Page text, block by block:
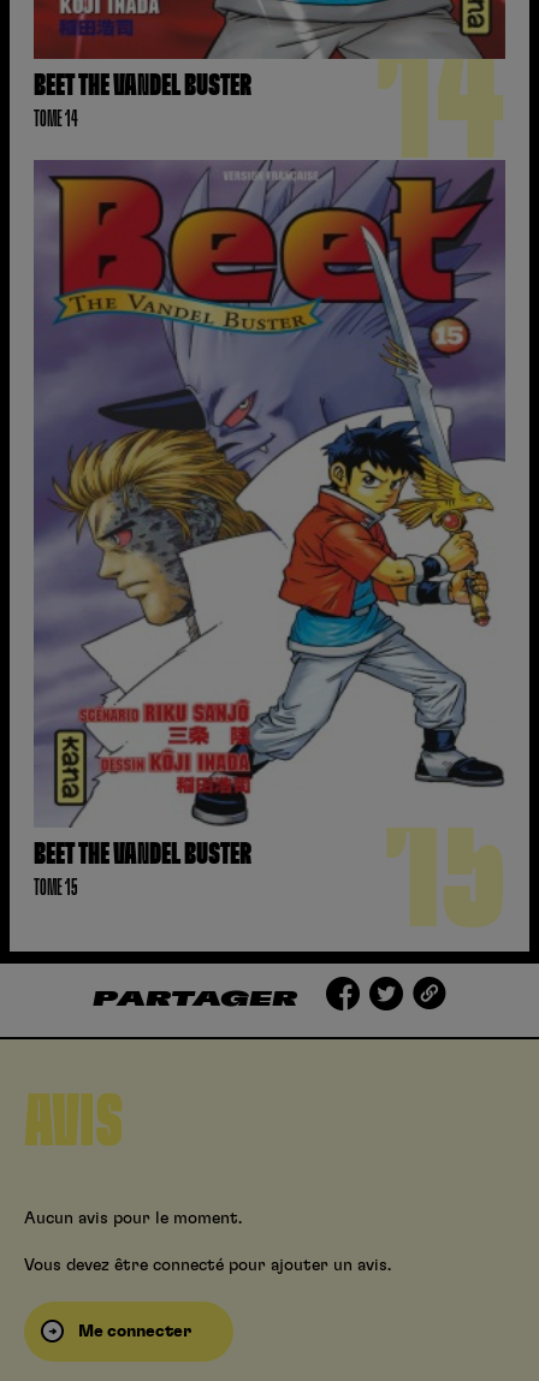
BEET THE VANDEL BUSTER
TOME 14 14
BEET THE VANDEL BUSTER
TOME 15 15
PARTAGER
AVIS
Aucun avis pour le moment.
Vous devez être connecté pour ajouter un avis.
Me connecter